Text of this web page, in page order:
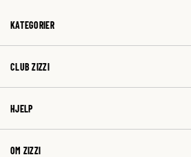
KATEGORIER
CLUB ZIZZI
HJELP
OM ZIZZI